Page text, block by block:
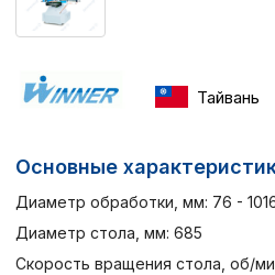
Тайвань
Основные
Диаметр обработки, мм: 76 -
Диаметр стола, мм: 685
Скорость вращения стола, об/